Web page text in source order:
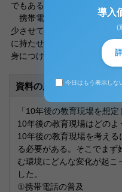
でもあると思われます。
携帯電話は「人と人 face
少させています。人とどう
に持たせるぶんには特に問
身につけるべき子供たちには
資料の原本内容
「10年後の教育現場を想
10年後の教育現場はどの
10年後の教育現場を考え
る必要がある。そこでまず
む環境にどんな変化が起こ
した。
①携帯電話の普及
導入
(
今日はもう表示しな